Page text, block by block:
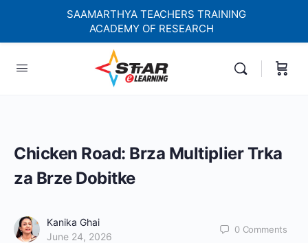
paced Learning Courses For Teachers.
Chicken Road: Brza Multiplier Trka
za Brze Dobitke
Kanika Ghai
June 24, 2026
0 Comments
SAAMARTHYA TEACHERS TRAINING
ACADEMY OF RESEARCH